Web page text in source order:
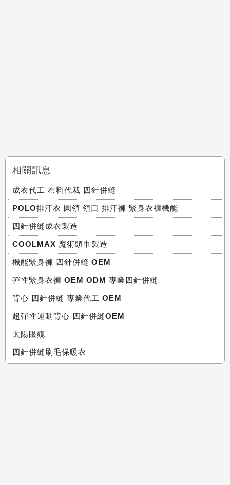
相關訊息
成衣代工 布料代裁 四針併縫
POLO排汗衣 圓領 領口 排汗褲 緊身衣褲機能
四針併縫成衣製造
COOLMAX 魔術頭巾製造
機能緊身褲 四針併縫 OEM
彈性緊身衣褲 OEM ODM 專業四針併縫
背心 四針併縫 專業代工 OEM
超彈性運動背心 四針併縫OEM
太陽眼鏡
四針併縫刷毛保暖衣